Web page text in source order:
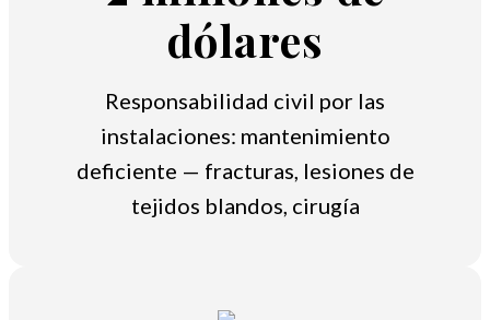
dólares
Responsabilidad civil por las
instalaciones: mantenimiento
deficiente — fracturas, lesiones de
tejidos blandos, cirugía